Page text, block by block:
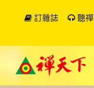
訂雜誌 聽禪